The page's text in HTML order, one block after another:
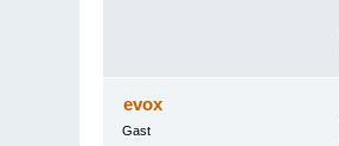
evox
Gast